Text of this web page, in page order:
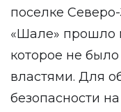
поселке
«Шале» прошло
которое не
властями. Для
безопасности